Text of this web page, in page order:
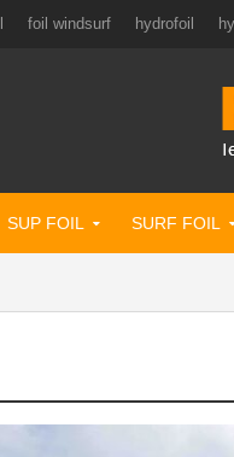
foil windsurf hydrofoil
SUP FOIL SURF FOIL